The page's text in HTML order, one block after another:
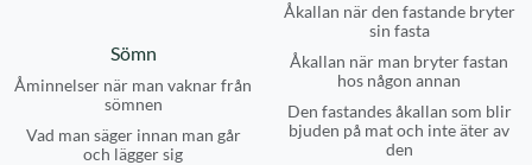
Åkallan när den fastande bryter
sin fasta
Åkallan när man bryter fastan
hos någon annan
Den fastandes åkallan som blir
bjuden på mat och inte äter av
den
Sömn
Åminnelser när man vaknar från
sömnen
Vad man säger innan man går
och lägger sig